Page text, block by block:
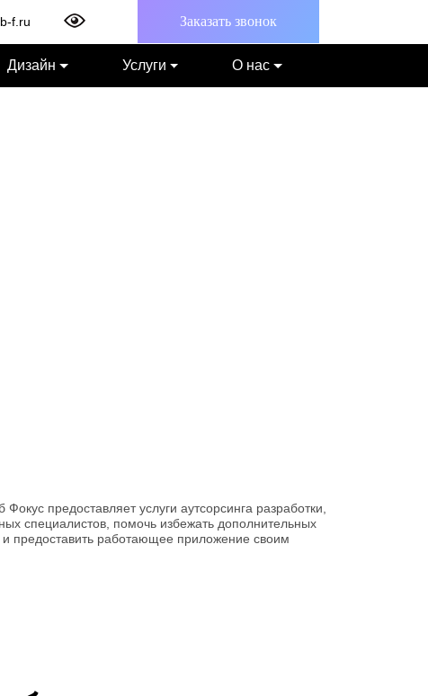
f.ru Заказать звонок
Дизайн Услуги О нас
предоставляет услуги аутсорсинга разработки,
специалистов, помочь избежать дополнительных
и предоставить работающее приложение своим